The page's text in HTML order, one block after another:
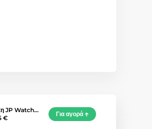
JP Watch…
€
Για αγορά